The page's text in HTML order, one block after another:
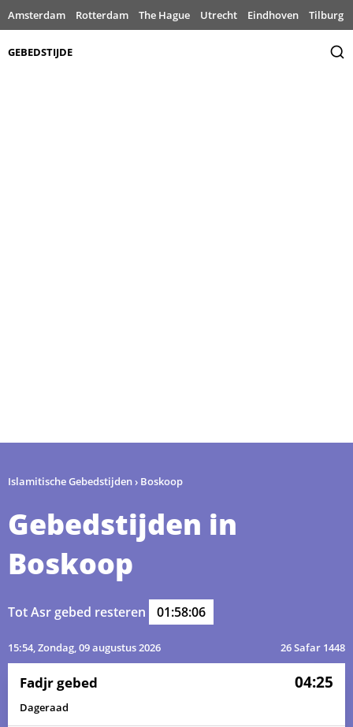
Amsterdam Rotterdam The Hague Utrecht Eindhoven Tilburg
GEBEDSTIJDE
Islamitische Gebedstijden› Boskoop
Gebedstijden in
Boskoop
Tot Asr gebed resteren 01:58:05
15:54, Zondag, 09 augustus 2026 26 Safar 1448
Fadjr gebed 04:25
Dageraad